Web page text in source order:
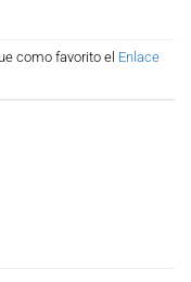
como favorito el Enlace